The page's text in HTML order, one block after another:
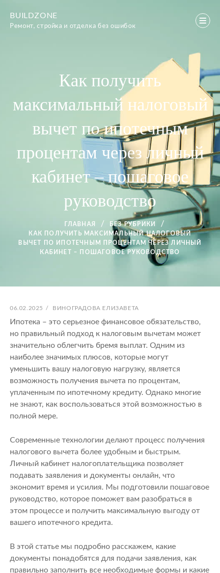
содержимому
BUILDZONE
Ремонт, стройка и отделка без ошибок
Как получить
максимальный налоговый
вычет по ипотечным
процентам через личный
кабинет – пошаговое
руководство
ГЛАВНАЯ
БЕЗ РУБРИКИ
КАК ПОЛУЧИТЬ МАКСИМАЛЬНЫЙ НАЛОГОВЫЙ
ВЫЧЕТ ПО ИПОТЕЧНЫМ ПРОЦЕНТАМ ЧЕРЕЗ ЛИЧНЫЙ
КАБИНЕТ – ПОШАГОВОЕ РУКОВОДСТВО
ОПУБЛИКОВАНО
06.02.2025 / АВТОР:
ВИНОГРАДОВА ЕЛИЗАВЕТА
Ипотека – это серьезное финансовое обязательство,
но правильный подход к налоговым вычетам может
значительно облегчить бремя выплат. Одним из
наиболее значимых плюсов, которые могут
уменьшить вашу налоговую нагрузку, является
возможность получения вычета по процентам,
уплаченным по ипотечному кредиту. Однако многие
не знают, как воспользоваться этой возможностью в
полной мере.
Современные технологии делают процесс получения
налогового вычета более удобным и быстрым.
Личный кабинет налогоплательщика позволяет
подавать заявления и документы онлайн, что
экономит время и усилия. Мы подготовили пошаговое
руководство, которое поможет вам разобраться в
этом процессе и получить максимальную выгоду от
вашего ипотечного кредита.
В этой статье мы подробно расскажем, какие
документы понадобятся для подачи заявления, как
правильно заполнить все необходимые формы и какие